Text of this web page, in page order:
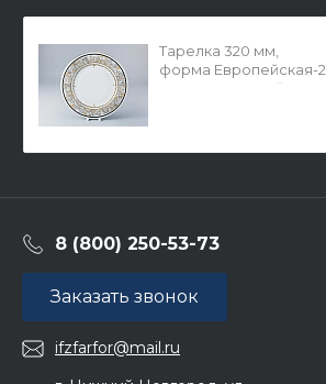
Тарелка 320 мм,
форма Европейская-2,
рисунок Русский
8 (800) 250-53-73
Заказать звонок
ifzfarfor@mail.ru